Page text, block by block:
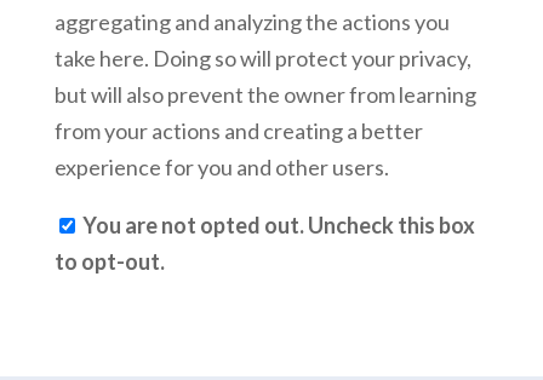
aggregating and analyzing the actions you
take here. Doing so will protect your privacy,
but will also prevent the owner from learning
from your actions and creating a better
experience for you and other users.
You are not opted out. Uncheck this box
to opt-out.